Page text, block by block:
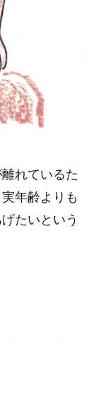
れているた
年齢よりも
たいという